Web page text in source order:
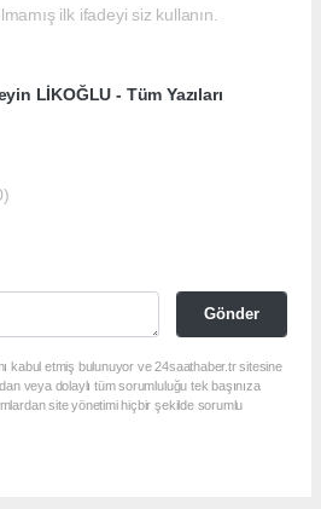
ilk ifadeyi siz kullanın.
LİKOĞLU - Tüm Yazıları
Gönder
kabul etmiş bulunuyor ve 24saathaber.tr sitesine
veya dolaylı tüm sorumluluğu tek başınıza
site yönetimi hiçbir şekilde sorumlu